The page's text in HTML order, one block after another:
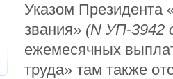
Указом Президента
звания» (N УП-3942
ежемесячных
труда» там также